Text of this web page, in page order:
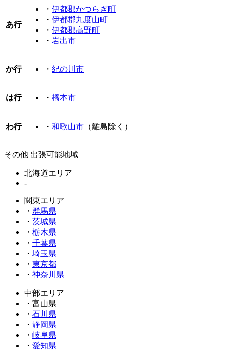
あ行
・ 伊都郡かつらぎ町
・ 伊都郡九度山町
・ 伊都郡高野町
・ 岩出市
か行 ・ 紀の川市
は行 ・ 橋本市
わ行 ・ 和歌山市 （離島除く）
その他 出張可能地域
北海道エリア
-
関東エリア
・ 群馬県
・ 茨城県
・ 栃木県
・ 千葉県
・ 埼玉県
・ 東京都
・ 神奈川県
中部エリア
・富山県
・ 石川県
・ 静岡県
・ 岐阜県
・ 愛知県